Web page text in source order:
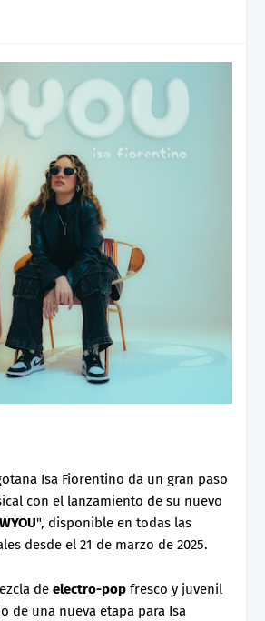
Isa Fiorentino da un gran paso
con el lanzamiento de su nuevo
WYOU", disponible en todas las
desde el 21 de marzo de 2025.
de electro-pop fresco y juvenil
de una nueva etapa para Isa